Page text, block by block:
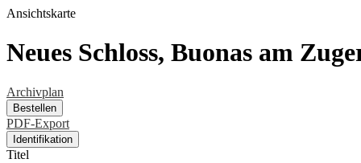
Ansichtskarte
Neues Schloss, Buonas am
Archivplan
Bestellen
PDF-Export
Identifikation
Titel